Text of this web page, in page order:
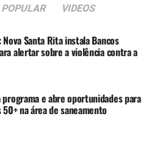
POPULAR VIDEOS
Santa Rita instala Bancos
alertar sobre a violência contra a
programa e abre oportunidades para
na área de saneamento